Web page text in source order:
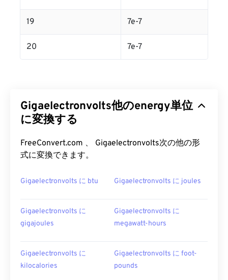
19 7e-7
20 7e-7
Gigaelectronvolts他のenergy単位
に変換する
FreeConvert.com 、 Gigaelectronvolts次の他の形
式に変換できます。
Gigaelectronvolts に btu Gigaelectronvolts に joules
Gigaelectronvolts に
gigajoules
Gigaelectronvolts に
megawatt-hours
Gigaelectronvolts に
kilocalories
Gigaelectronvolts に foot-
pounds